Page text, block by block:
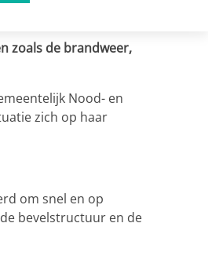
zoals de brandweer,
Nood- en
zich op haar
om snel en op
bevelstructuur en de